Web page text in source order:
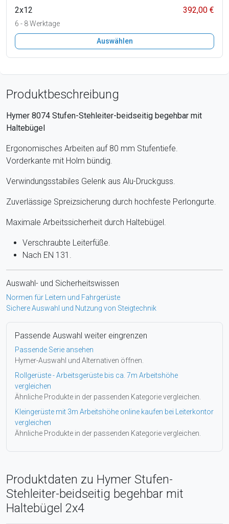
2x12 392,00 €
6 - 8 Werktage
Auswählen
Produktbeschreibung
Hymer 8074 Stufen-Stehleiter-beidseitig begehbar mit
Haltebügel
Ergonomisches Arbeiten auf 80 mm Stufentiefe.
Vorderkante mit Holm bündig.
Verwindungsstabiles Gelenk aus Alu-Druckguss.
Zuverlässige Spreizsicherung durch hochfeste Perlongurte.
Maximale Arbeitssicherheit durch Haltebügel.
Verschraubte Leiterfüße.
Nach EN 131.
Auswahl- und Sicherheitswissen
Normen für Leitern und Fahrgerüste
Sichere Auswahl und Nutzung von Steigtechnik
Passende Auswahl weiter eingrenzen
Passende Serie ansehen
Hymer-Auswahl und Alternativen öffnen.
Rollgerüste - Arbeitsgerüste bis ca. 7m Arbeitshöhe
vergleichen
Ähnliche Produkte in der passenden Kategorie vergleichen.
Kleingerüste mit 3m Arbeitshöhe online kaufen bei Leiterkontor
vergleichen
Ähnliche Produkte in der passenden Kategorie vergleichen.
Produktdaten zu Hymer Stufen-
Stehleiter-beidseitig begehbar mit
Haltebügel 2x4